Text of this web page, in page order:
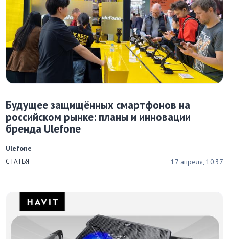
Будущее защищённых смартфонов на
российском рынке: планы и инновации
бренда Ulefone
СТАТЬЯ 17 апреля, 10:37
Ulefone